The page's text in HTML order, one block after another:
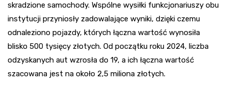
skradzione samochody. Wspólne wysiłki funkcjonariuszy obu
instytucji przyniosły zadowalające wyniki, dzięki czemu
odnaleziono pojazdy, których łączna wartość wynosiła
blisko 500 tysięcy złotych. Od początku roku 2024, liczba
odzyskanych aut wzrosła do 19, a ich łączna wartość
szacowana jest na około 2,5 miliona złotych.